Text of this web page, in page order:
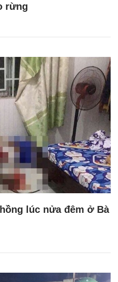
rừng
lúc nửa đêm ở Bà